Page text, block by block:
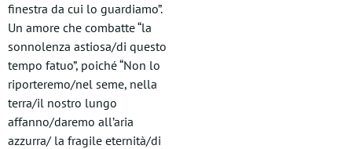
finestra da cui lo guardiamo”.
Un amore che combatte “la
sonnolenza astiosa/di questo
tempo fatuo”, poiché “Non lo
riporteremo/nel seme, nella
terra/il nostro lungo
affanno/daremo all’aria
azzurra/ la fragile eternità/di